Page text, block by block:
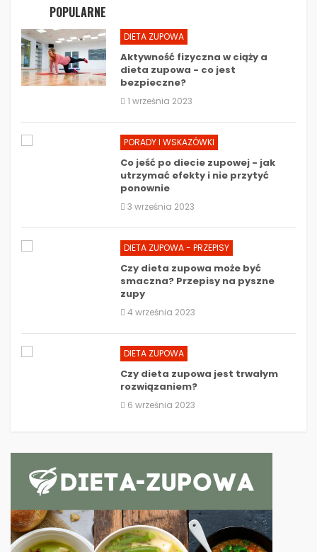
POPULARNE
DIETA ZUPOWA
Aktywność fizyczna w ciąży a
dieta zupowa - co jest
bezpieczne?
1 września 2023
PORADY I WSKAZÓWKI
Co jeść po diecie zupowej - jak
utrzymać efekty i nie przytyć
ponownie
3 września 2023
DIETA ZUPOWA - PRZEPISY
Czy dieta zupowa może być
smaczna? Przepisy na pyszne
zupy
4 września 2023
DIETA ZUPOWA
Czy dieta zupowa jest trwałym
rozwiązaniem?
6 września 2023